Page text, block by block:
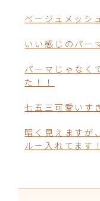
ベージュメッシ
いい感じのパー
パーマじゃなく
た！！
七五三可愛いす
暗く見えますが
ルー入れてます！